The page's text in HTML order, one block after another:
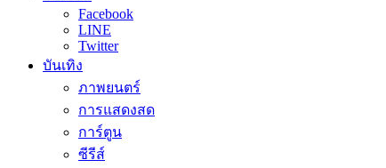
Facebook
LINE
Twitter
บันเทิง
ภาพยนตร์
การแสดงสด
การ์ตูน
ซีรีส์